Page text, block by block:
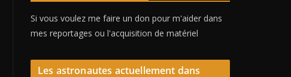
Si vous voulez me faire un don pour m'aider dans
mes reportages ou l'acquisition de matériel
Les astronautes actuellement dans